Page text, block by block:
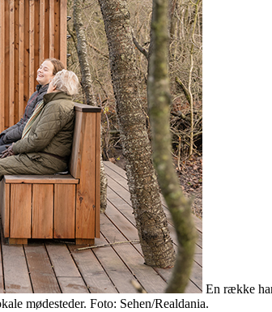
En række
mødesteder. Foto: Sehen/Realdania.